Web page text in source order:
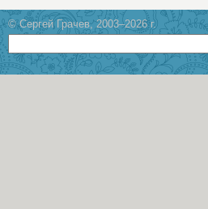
© Сергей Грачев, 2003–2026 г.